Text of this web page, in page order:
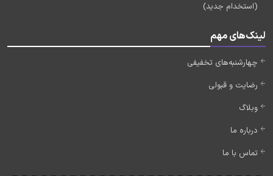
(استخدام جدید)
لینک‌های مهم
چهارشنبه‌های تخفیفی
رضایت و قبولی
وبلاگ
درباره ما
تماس با ما